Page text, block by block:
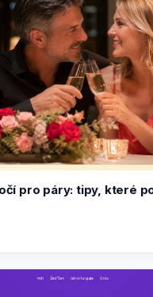
pro páry: tipy, které